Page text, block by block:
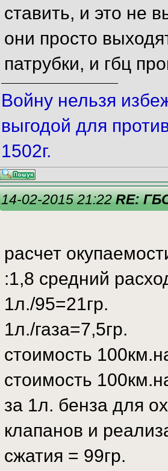
ставить, и это не
они просто
патрубки, и гбц
Войну нельзя
выгодой для
1502г.
14-02-2015 21:22RE:
расчет
:1,8 средний
1л./95=21гр.
1л./газа=7,5гр.
стоимость
стоимость
за 1л. бенза для
клапанов и
сжатия = 99гр.